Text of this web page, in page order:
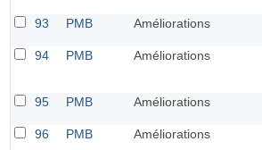
93 PMB Améliorations
94 PMB Améliorations
95 PMB Améliorations
96 PMB Améliorations